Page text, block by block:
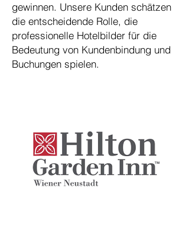
gewinnen. Unsere Kunden schätzen
die entscheidende Rolle, die
professionelle Hotelbilder für die
Bedeutung von Kundenbindung und
Buchungen spielen.